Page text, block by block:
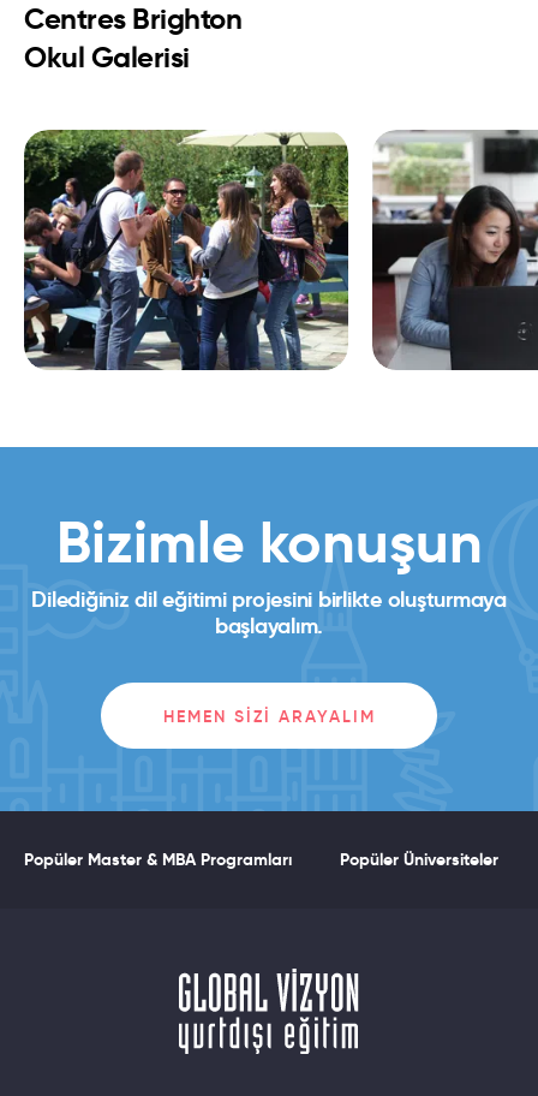
Centres Brighton
Okul Galerisi
Bizimle konuşun
Dilediğiniz dil eğitimi projesini birlikte oluşturmaya
başlayalım.
HEMEN SIZI ARAYALIM
Popüler Master & MBA Programları Popüler Üniversiteler